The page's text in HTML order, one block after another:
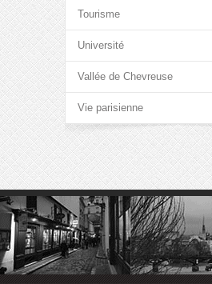
Tourisme
Université
Vallée de Chevreuse
Vie parisienne